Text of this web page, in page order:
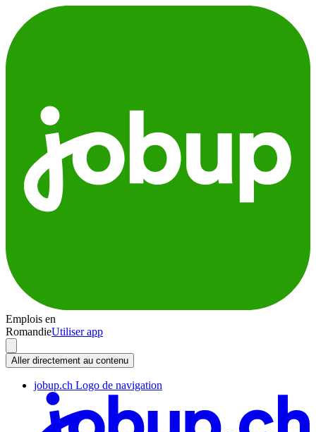
Emplois en
RomandieUtiliser app
Aller directement au contenu
jobup.ch Logo de navigation